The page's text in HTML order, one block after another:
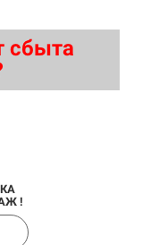
сбыта
!